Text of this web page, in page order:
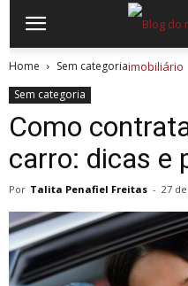
Home
Sem categoria
Sem categoria
Como
carro: dicas e
Por Talita Penafiel Freitas - 27